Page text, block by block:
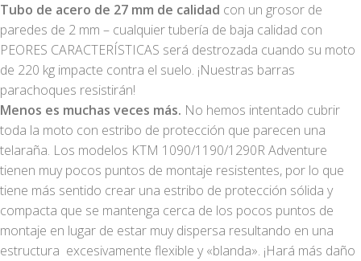
Tubo de acero de 27 mm de calidad con un grosor de
paredes de 2 mm – cualquier tubería de baja calidad con
PEORES CARACTERÍSTICAS será destrozada cuando su moto
de 220 kg impacte contra el suelo. ¡Nuestras barras
parachoques resistirán!
Menos es muchas veces más. No hemos intentado cubrir
toda la moto con estribo de protección que parecen una
telaraña. Los modelos KTM 1090/1190/1290R Adventure
tienen muy pocos puntos de montaje resistentes, por lo que
tiene más sentido crear una estribo de protección sólida y
compacta que se mantenga cerca de los pocos puntos de
montaje en lugar de estar muy dispersa resultando en una
estructura excesivamente flexible y «blanda». ¡Hará más daño